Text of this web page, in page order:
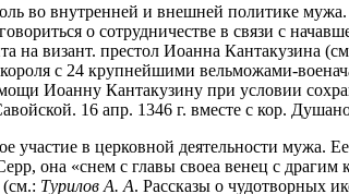
во внутренней и внешней политике
о сотрудничестве в связи с
на визант. престол Иоанна Кантакузина
короля с 24 крупнейшими вельможами-
Иоанну Кантакузину при условии
16 апр. 1346 г. вместе с кор.
участие в церковной деятельности мужа.
она «снем с главы своеа венец с
Турилов А. А. Рассказы о чудотворных